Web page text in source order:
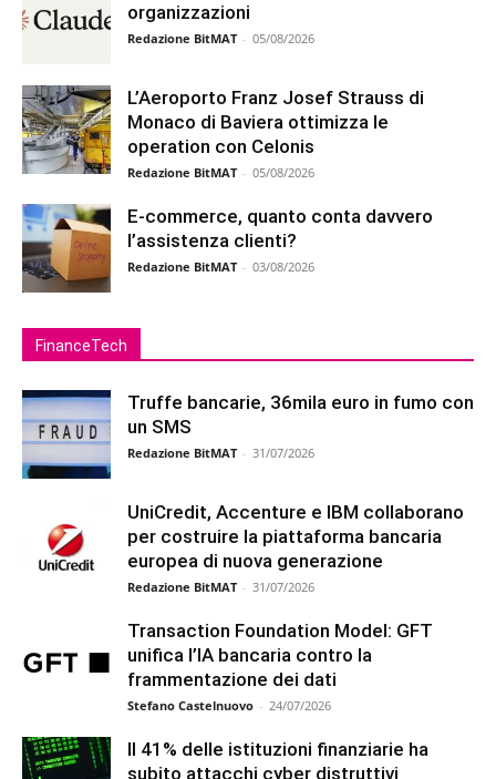
organizzazioni
Redazione BitMAT - 05/08/2026
L’Aeroporto Franz Josef Strauss di
Monaco di Baviera ottimizza le
operation con Celonis
Redazione BitMAT - 05/08/2026
E-commerce, quanto conta davvero
l’assistenza clienti?
Redazione BitMAT - 03/08/2026
FinanceTech
Truffe bancarie, 36mila euro in fumo con
un SMS
Redazione BitMAT - 31/07/2026
UniCredit, Accenture e IBM collaborano
per costruire la piattaforma bancaria
europea di nuova generazione
Redazione BitMAT - 31/07/2026
Transaction Foundation Model: GFT
unifica l’IA bancaria contro la
frammentazione dei dati
Stefano Castelnuovo - 24/07/2026
Il 41% delle istituzioni finanziarie ha
subito attacchi cyber distruttivi